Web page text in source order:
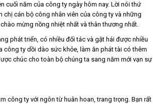
cuối năm của công ty ngày hôm nay. Lời nói thứ
cán bộ công nhân viên của công ty và những
mừng nồng nhiệt nhất và thân thương nhất.
phát triển, có nhiều đối tác và gặt hái được nhiều
ty dồi dào sức khỏe, làm ăn phát tài có thêm
chúc cho toàn bộ chúng ta sang năm mới vạn sự
công ty với ngôn từ huân hoan, trang trọng. Bạn rất